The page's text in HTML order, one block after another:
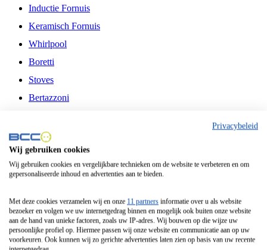
Inductie Fornuis
Keramisch Fornuis
Whirlpool
Boretti
Stoves
Bertazzoni
Fitelli
Airfryer
Frituurpan
Contactgrill
Broodbakmachine
Broodrooster
Privacybeleid
Wij gebruiken cookies
Wij gebruiken cookies en vergelijkbare technieken om de website te verbeteren en om
gepersonaliseerde inhoud en advertenties aan te bieden.
Met deze cookies verzamelen wij en onze 11 partners informatie over u als website
bezoeker en volgen we uw internetgedrag binnen en mogelijk ook buiten onze website
aan de hand van unieke factoren, zoals uw IP-adres. Wij bouwen op die wijze uw
persoonlijke profiel op. Hiermee passen wij onze website en communicatie aan op uw
voorkeuren. Ook kunnen wij zo gerichte advertenties laten zien op basis van uw recente